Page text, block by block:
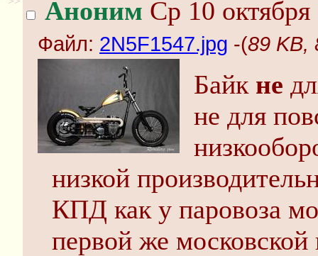
Аноним Ср 10
Файл: 2N5F1547.jpg -(89 KB,
Байк не
не для
низкой
КПД как у паровоза
первой же